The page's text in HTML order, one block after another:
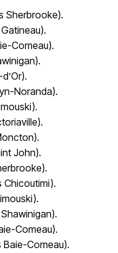
Sherbrooke).
Comeau).
Noranda).
John).
Chicoutimi).
Comeau).
Comeau).